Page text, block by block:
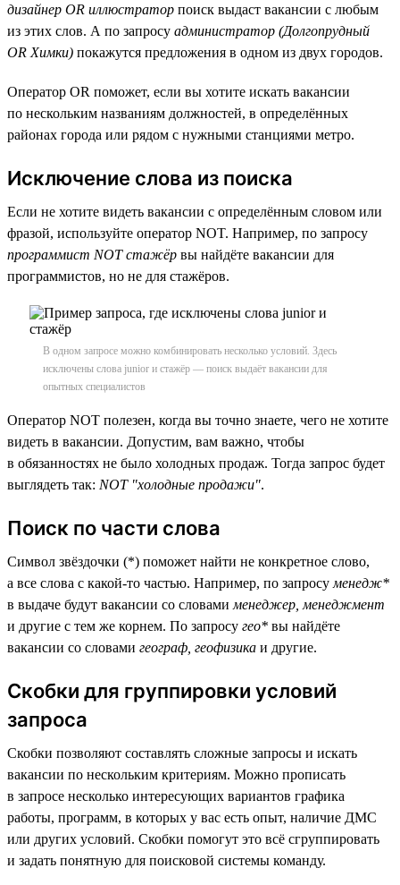
дизайнер OR иллюстратор поиск выдаст вакансии с любым
из этих слов. А по запросу администратор (Долгопрудный
OR Химки) покажутся предложения в одном из двух городов.
Оператор OR поможет, если вы хотите искать вакансии
по нескольким названиям должностей, в определённых
районах города или рядом с нужными станциями метро.
Исключение слова из поиска
Если не хотите видеть вакансии с определённым словом или
фразой, используйте оператор NOT. Например, по запросу
программист NOT стажёр вы найдёте вакансии для
программистов, но не для стажёров.
В одном запросе можно комбинировать несколько условий. Здесь
исключены слова junior и стажёр — поиск выдаёт вакансии для
опытных специалистов
Оператор NOT полезен, когда вы точно знаете, чего не хотите
видеть в вакансии. Допустим, вам важно, чтобы
в обязанностях не было холодных продаж. Тогда запрос будет
выглядеть так: NOT "холодные продажи".
Поиск по части слова
Символ звёздочки (*) поможет найти не конкретное слово,
а все слова с какой-то частью. Например, по запросу менедж*
в выдаче будут вакансии со словами менеджер, менеджмент
и другие с тем же корнем. По запросу гео* вы найдёте
вакансии со словами географ, геофизика и другие.
Скобки для группировки условий
запроса
Скобки позволяют составлять сложные запросы и искать
вакансии по нескольким критериям. Можно прописать
в запросе несколько интересующих вариантов графика
работы, программ, в которых у вас есть опыт, наличие ДМС
или других условий. Скобки помогут это всё сгруппировать
и задать понятную для поисковой системы команду.